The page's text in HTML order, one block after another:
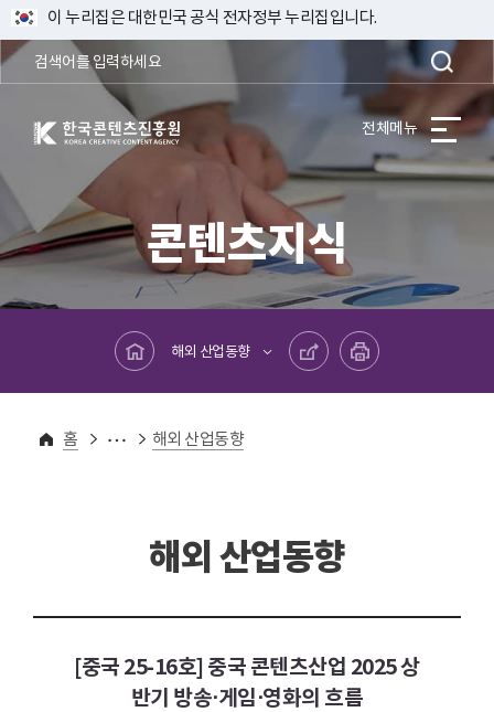
이 누리집은 대한민국 공식 전자정부 누리집입니다.
한국콘텐츠진흥원 KOREA CREATIVE CONTENT AGENCY 전체메뉴
콘텐츠지식
메인페이지로 바로가기
해외 산업동향
공유하기 프린트하기
홈
콘텐츠지식
해외산업정보 해외 산업동향
해외 산업동향
[중국 25-16호] 중국 콘텐츠산업 2025 상
반기 방송⋅게임⋅영화의 흐름